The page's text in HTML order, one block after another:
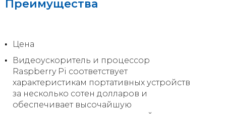
Преимущества
Цена
Видеоускоритель и процессор
Raspberry Pi соответствует
характеристикам портативных устройств
за несколько сотен долларов и
обеспечивает высочайшую